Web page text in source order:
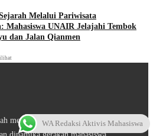
Melalui Pariwisata
Mahasiswa UNAIR Jelajahi Tembok
dan Jalan Qianmen
media digital yang mengangkat isu
WA Redaksi Aktivis Mahasiswa